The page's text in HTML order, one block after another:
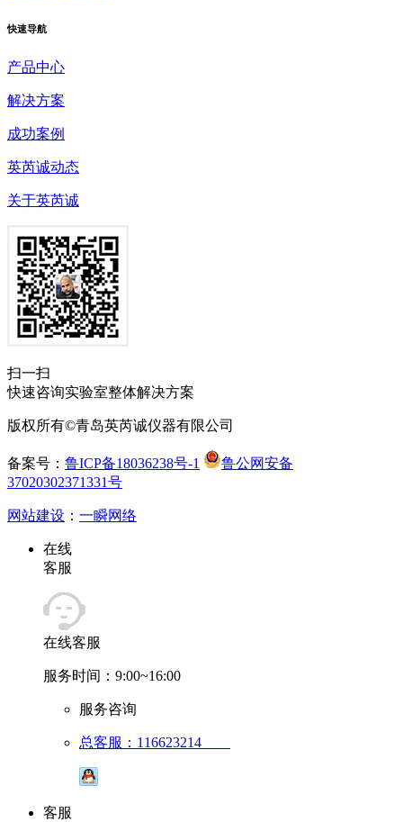
快速导航
产品中心
解决方案
成功案例
英芮诚动态
关于英芮诚
扫一扫
快速咨询实验室整体解决方案
版权所有©青岛英芮诚仪器有限公司
备案号： 鲁ICP备18036238号-1
鲁公网安备
37020302371331号
网站建设 ： 一瞬网络
在线
客服
在线客服
服务时间：9:00~16:00
服务咨询
总客服：116623214
客服